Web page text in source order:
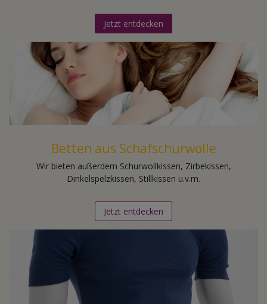
Jetzt entdecken
Betten aus Schafschurwolle
Wir bieten außerdem Schurwollkissen, Zirbekissen,
Dinkelspelzkissen, Stillkissen u.v.m.
Jetzt entdecken